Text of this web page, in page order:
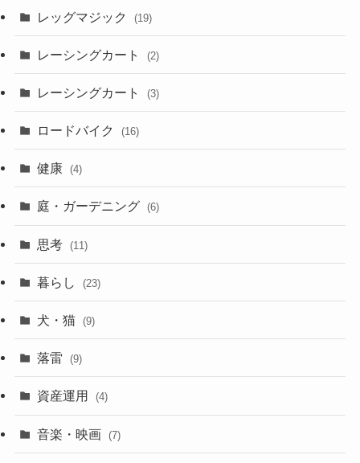
レッグマジック (19)
レーシングカート (2)
レーシングカート (3)
ロードバイク (16)
健康 (4)
庭・ガーデニング (6)
思考 (11)
暮らし (23)
犬・猫 (9)
落雷 (9)
資産運用 (4)
音楽・映画 (7)